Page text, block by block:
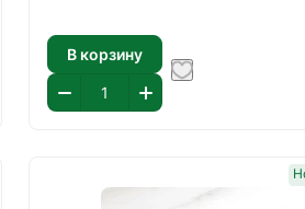
В корзину